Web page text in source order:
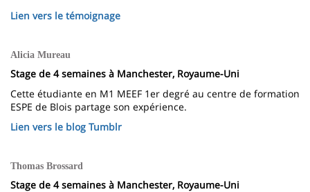
Lien vers le témoignage
Alicia Mureau
Stage de 4 semaines à Manchester, Royaume-Uni
Cette étudiante en M1 MEEF 1er degré au centre de formation
ESPE de Blois partage son expérience.
Lien vers le blog Tumblr
Thomas Brossard
Stage de 4 semaines à Manchester, Royaume-Uni